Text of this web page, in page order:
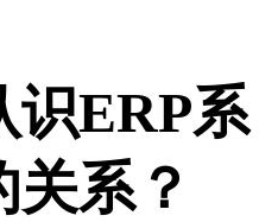
识ERP系
系？